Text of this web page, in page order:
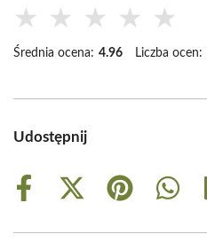
★ ★ ★ ★ ★
Średnia ocena: 4.96 Liczba ocen:
Udostępnij
Share
Share
(Twitter)
Share
Share